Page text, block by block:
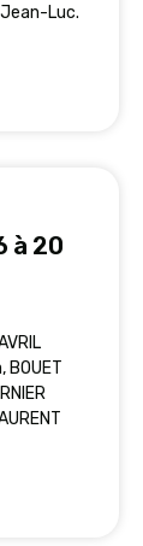
Jean-Luc.
à 20